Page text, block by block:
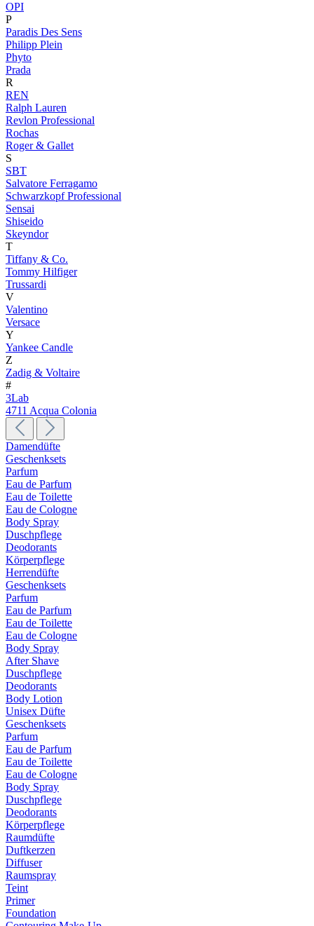
OPI
P
Paradis Des Sens
Philipp Plein
Phyto
Prada
R
REN
Ralph Lauren
Revlon Professional
Rochas
Roger & Gallet
S
SBT
Salvatore Ferragamo
Schwarzkopf Professional
Sensai
Shiseido
Skeyndor
T
Tiffany & Co.
Tommy Hilfiger
Trussardi
V
Valentino
Versace
Y
Yankee Candle
Z
Zadig & Voltaire
#
3Lab
4711 Acqua Colonia
Damendüfte
Geschenksets
Parfum
Eau de Parfum
Eau de Toilette
Eau de Cologne
Body Spray
Duschpflege
Deodorants
Körperpflege
Herrendüfte
Geschenksets
Parfum
Eau de Parfum
Eau de Toilette
Eau de Cologne
Body Spray
After Shave
Duschpflege
Deodorants
Body Lotion
Unisex Düfte
Geschenksets
Parfum
Eau de Parfum
Eau de Toilette
Eau de Cologne
Body Spray
Duschpflege
Deodorants
Körperpflege
Raumdüfte
Duftkerzen
Diffuser
Raumspray
Teint
Primer
Foundation